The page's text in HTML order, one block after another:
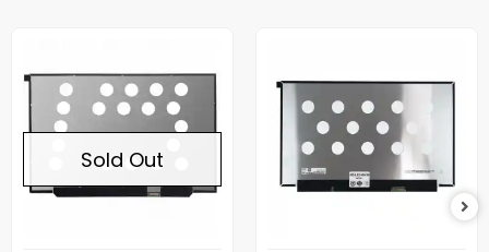
Sold Out